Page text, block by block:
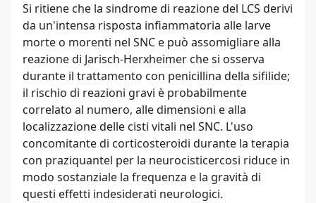
Si ritiene che la sindrome di reazione del LCS derivi
da un'intensa risposta infiammatoria alle larve
morte o morenti nel SNC e può assomigliare alla
reazione di Jarisch-Herxheimer che si osserva
durante il trattamento con penicillina della sifilide;
il rischio di reazioni gravi è probabilmente
correlato al numero, alle dimensioni e alla
localizzazione delle cisti vitali nel SNC. L'uso
concomitante di corticosteroidi durante la terapia
con praziquantel per la neurocisticercosi riduce in
modo sostanziale la frequenza e la gravità di
questi effetti indesiderati neurologici.